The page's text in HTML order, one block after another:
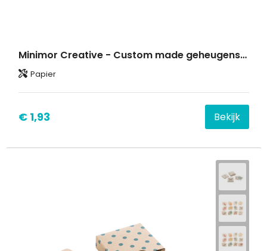
Minimor Creative - Custom made geheugenspel
Papier
€ 1,93 Bekijk